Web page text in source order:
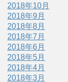
2018年10月
2018年9月
2018年8月
2018年7月
2018年6月
2018年5月
2018年4月
2018年3月